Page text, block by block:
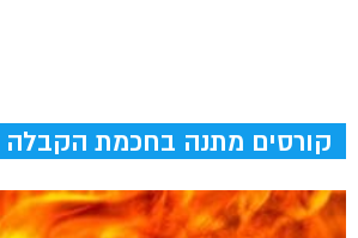
קורסים מתנה בחכמת הקבלה